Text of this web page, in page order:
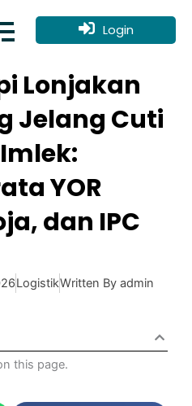
Login
Lonjakan
Jelang Cuti
YOR
dan IPC
LogistikWritten By admin
this page.